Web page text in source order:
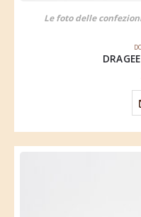
Le foto delle